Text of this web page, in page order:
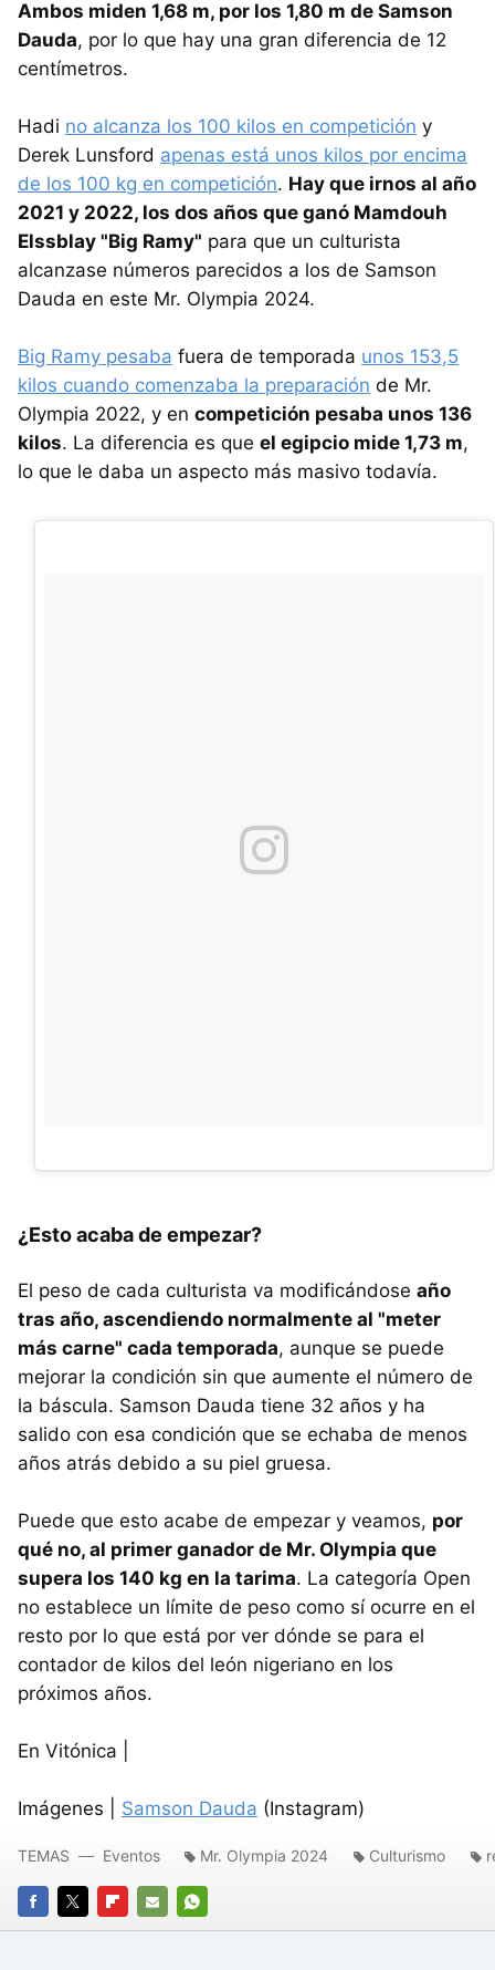
Ambos miden 1,68 m, por los 1,80 m de Samson
Dauda, por lo que hay una gran diferencia de 12
centímetros.
Hadi no alcanza los 100 kilos en competición y
Derek Lunsford apenas está unos kilos por encima
de los 100 kg en competición. Hay que irnos al año
2021 y 2022, los dos años que ganó Mamdouh
Elssblay "Big Ramy" para que un culturista
alcanzase números parecidos a los de Samson
Dauda en este Mr. Olympia 2024.
Big Ramy pesaba fuera de temporada unos 153,5
kilos cuando comenzaba la preparación de Mr.
Olympia 2022, y en competición pesaba unos 136
kilos. La diferencia es que el egipcio mide 1,73 m,
lo que le daba un aspecto más masivo todavía.
¿Esto acaba de empezar?
El peso de cada culturista va modificándose año
tras año, ascendiendo normalmente al "meter
más carne" cada temporada, aunque se puede
mejorar la condición sin que aumente el número de
la báscula. Samson Dauda tiene 32 años y ha
salido con esa condición que se echaba de menos
años atrás debido a su piel gruesa.
Puede que esto acabe de empezar y veamos, por
qué no, al primer ganador de Mr. Olympia que
supera los 140 kg en la tarima. La categoría Open
no establece un límite de peso como sí ocurre en el
resto por lo que está por ver dónde se para el
contador de kilos del león nigeriano en los
próximos años.
En Vitónica |
Imágenes | Samson Dauda (Instagram)
FACEBOOK
TWITTERFLIPBOARD
E-
WHATSAPP
TEMAS Eventos Mr. Olympia 2024 Culturismo